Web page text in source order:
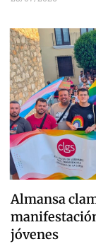
Almansa
jóvenes